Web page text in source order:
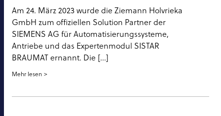
Am 24. März 2023 wurde die Ziemann Holvrieka
GmbH zum offiziellen Solution Partner der
SIEMENS AG für Automatisierungssysteme,
Antriebe und das Expertenmodul SISTAR
BRAUMAT ernannt. Die [...]
Mehr lesen